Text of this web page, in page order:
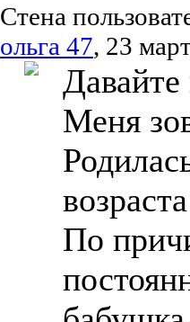
Стена
ольга 47, 23
Меня
По